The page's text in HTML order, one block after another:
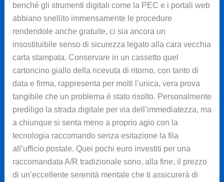
benché gli strumenti digitali come la PEC e i portali web
abbiano snellito immensamente le procedure
rendendole anche gratuite, ci sia ancora un
insostituibile senso di sicurezza legato alla cara vecchia
carta stampata. Conservare in un cassetto quel
cartoncino giallo della ricevuta di ritorno, con tanto di
data e firma, rappresenta per molti l’unica, vera prova
tangibile che un problema è stato risolto. Personalmente
prediligo la strada digitale per via dell’immediatezza, ma
a chiunque si senta meno a proprio agio con la
tecnologia raccomando senza esitazione la fila
all’ufficio postale. Quei pochi euro investiti per una
raccomandata A/R tradizionale sono, alla fine, il prezzo
di un’eccellente serenità mentale che ti assicurerà di